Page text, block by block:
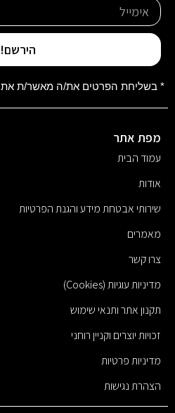
הירשם!
* בשליחת הפרטים את/ה מאשר/ת את
מפת אתר
עמוד הבית
אודות
שירותי אבטחת מידע והגנת הפרטיות
מאמרים
צרו קשר
מדיניות עוגיות (Cookies)
תקנון אתר ותנאי שימוש
זכויות יוצרים וקניין רוחני
מדיניות פרטיות
הצהרת נגישות